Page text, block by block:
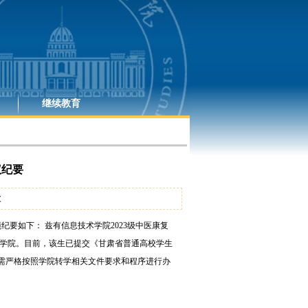
继续教育
要
要如下： 兹有信息技术学院2023级中医康复
院。目前，该生已提交《甘肃省普通高校学生
格按照学院转学相关文件要求和程序进行办